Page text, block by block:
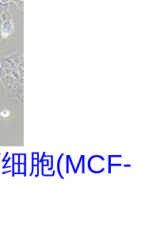
胞(MCF-